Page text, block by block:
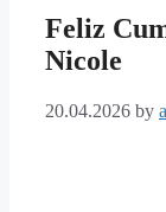
Feliz
Nicole
20.04.2026 by